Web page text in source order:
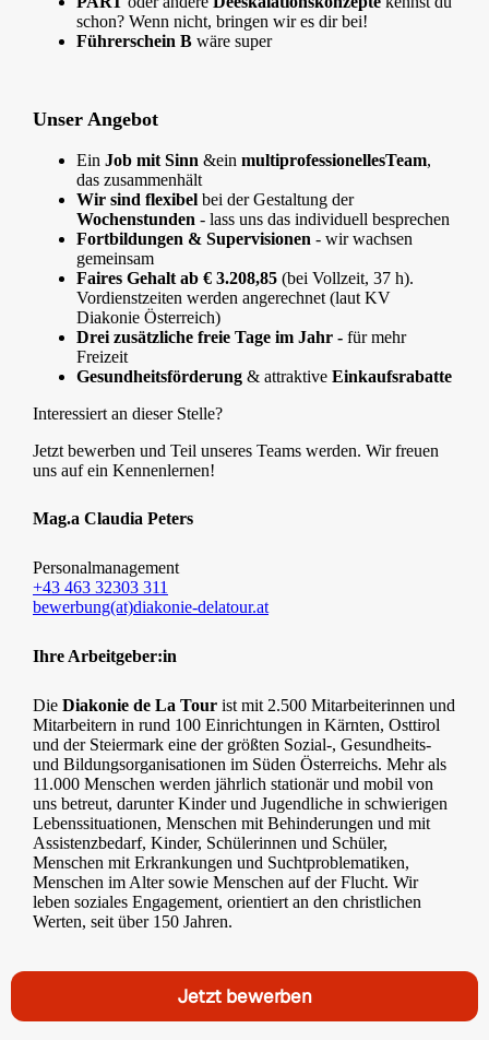
schon? Wenn nicht, bringen wir es dir bei!
Führerschein B wäre super
Unser Angebot
Ein Job mit Sinn &ein multiprofessionellesTeam,
das zusammenhält
Wir sind flexibel bei der Gestaltung der
Wochenstunden - lass uns das individuell besprechen
Fortbildungen & Supervisionen - wir wachsen
gemeinsam
Faires Gehalt ab € 3.208,85 (bei Vollzeit, 37 h).
Vordienstzeiten werden angerechnet (laut KV
Diakonie Österreich)
Drei zusätzliche freie Tage im Jahr - für mehr
Freizeit
Gesundheitsförderung & attraktive Einkaufsrabatte
Interessiert an dieser Stelle?
Jetzt bewerben und Teil unseres Teams werden. Wir freuen
uns auf ein Kennenlernen!
Mag.a Claudia Peters
Personalmanagement
+43 463 32303 311
bewerbung(at)diakonie-delatour.at
Ihre Arbeitgeber:in
Die Diakonie de La Tour ist mit 2.500 Mitarbeiterinnen und
Mitarbeitern in rund 100 Einrichtungen in Kärnten, Osttirol
und der Steiermark eine der größten Sozial-, Gesundheits-
und Bildungsorganisationen im Süden Österreichs. Mehr als
11.000 Menschen werden jährlich stationär und mobil von
uns betreut, darunter Kinder und Jugendliche in schwierigen
Lebenssituationen, Menschen mit Behinderungen und mit
Assistenzbedarf, Kinder, Schülerinnen und Schüler,
Menschen mit Erkrankungen und Suchtproblematiken,
Menschen im Alter sowie Menschen auf der Flucht. Wir
leben soziales Engagement, orientiert an den christlichen
Werten, seit über 150 Jahren.
Jetzt bewerben